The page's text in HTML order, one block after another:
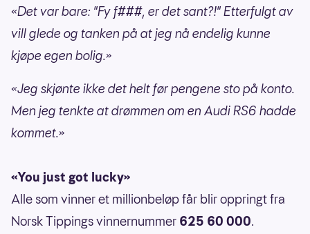
«Det var bare: "Fy f###, er det sant?!" Etterfulgt av
vill glede og tanken på at jeg nå endelig kunne
kjøpe egen bolig.»
«Jeg skjønte ikke det helt før pengene sto på konto.
Men jeg tenkte at drømmen om en Audi RS6 hadde
kommet.»
«You just got lucky»
Alle som vinner et millionbeløp får blir oppringt fra
Norsk Tippings vinnernummer 625 60 000.